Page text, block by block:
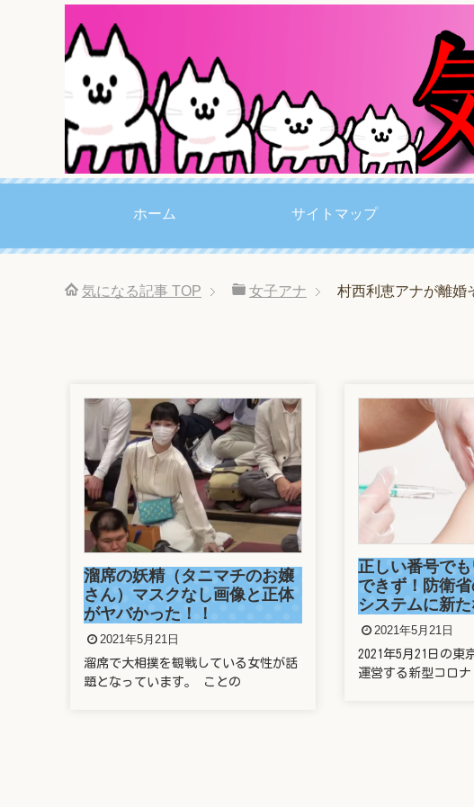
ホーム サイトマップ
気になる記事 TOP 女子アナ 村西利恵アナが離婚
溜席の妖精（タニマチのお嬢
さん）マスクなし画像と正体
がヤバかった！！
2021年5月21日
溜席で大相撲を観戦している女性が話
題となっています。 ことの
正しい番号で
できず！防衛
システムに新
2021年5月21日
2021年5月21日の東
運営する新型コロナ